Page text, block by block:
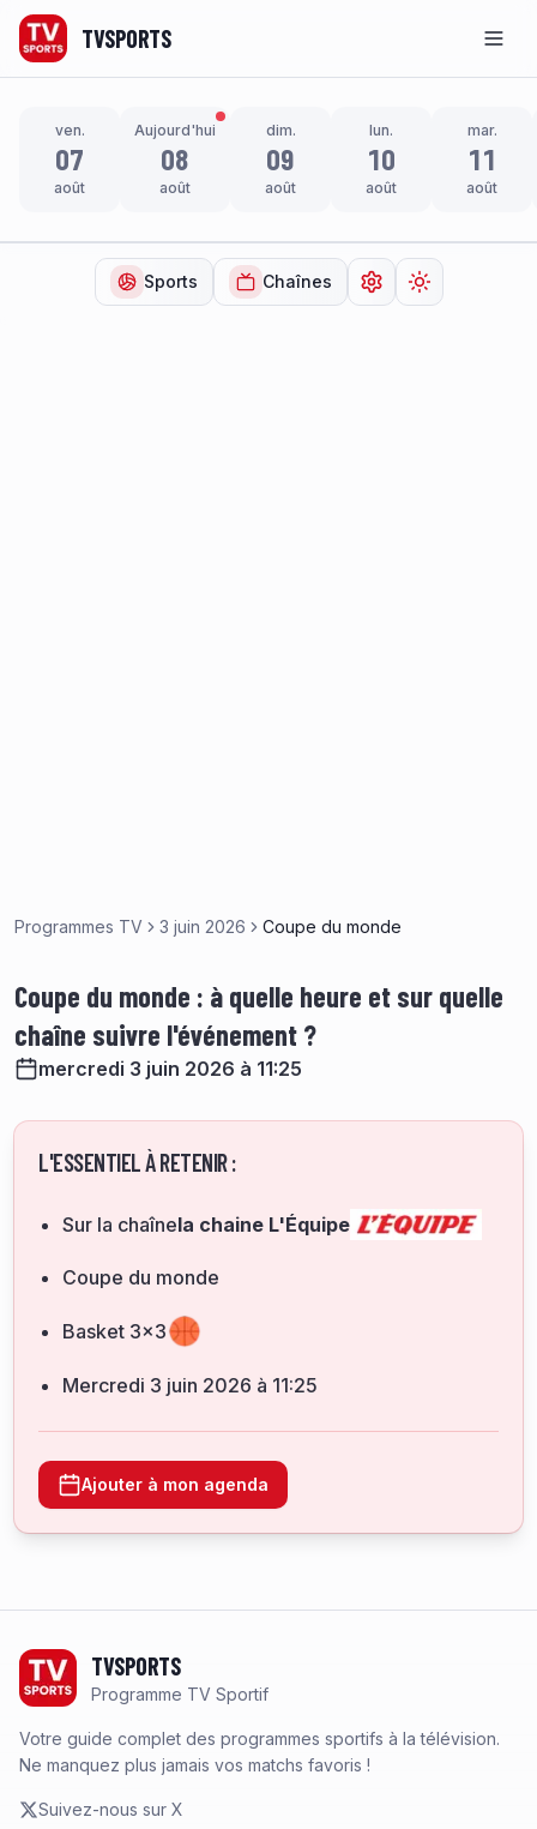
TVSPORTS
ven.
07
août
Aujourd'hui
08
août
dim.
09
août
lun.
10
août
mar.
11
août
Sports Chaînes Ouvrir lesChanger de
Programmes TV 3 juin 2026 Coupe du monde
Coupe du monde : à quelle heure et sur quelle
chaîne suivre l'événement ?
mercredi 3 juin 2026 à 11:25
L'ESSENTIEL À RETENIR :
Sur la chaînela chaine L'Équipe
Coupe du monde
Basket 3x3
mercredi 3 juin 2026 à 11:25
Ajouter à mon agenda
TVSPORTS
Programme TV Sportif
Votre guide complet des programmes sportifs à la télévision.
Ne manquez plus jamais vos matchs favoris !
Suivez-nous sur X